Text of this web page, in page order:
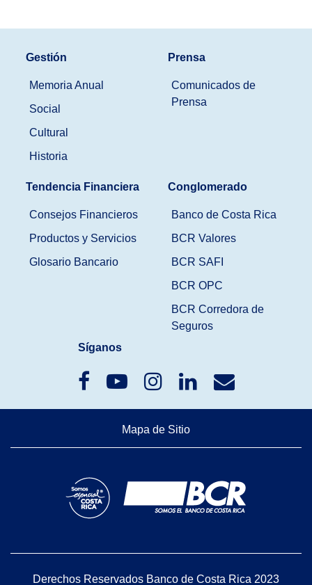
Gestión
Memoria Anual
Social
Cultural
Historia
Prensa
Comunicados de
Prensa
Tendencia Financiera
Consejos Financieros
Productos y Servicios
Glosario Bancario
Conglomerado
Banco de Costa Rica
BCR Valores
BCR SAFI
BCR OPC
BCR Corredora de
Seguros
Síganos
Mapa de Sitio
Derechos Reservados Banco de Costa Rica 2023